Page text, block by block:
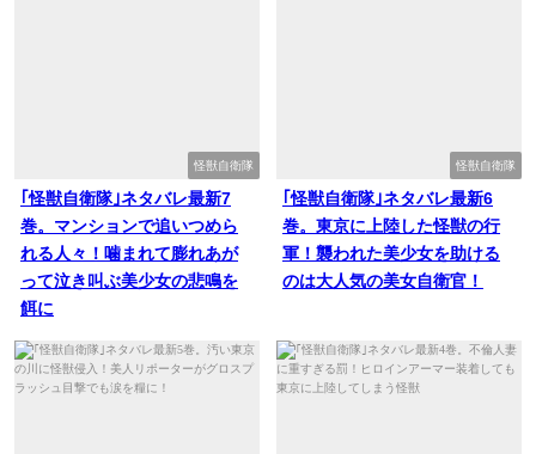
怪獣自衛隊
｢怪獣自衛隊｣ネタバレ最新7
巻。マンションで追いつめら
れる人々！噛まれて膨れあが
って泣き叫ぶ美少女の悲鳴を
餌に
怪獣自衛隊
｢怪獣自衛隊｣ネタバレ最新6
巻。東京に上陸した怪獣の行
軍！襲われた美少女を助ける
のは大人気の美女自衛官！